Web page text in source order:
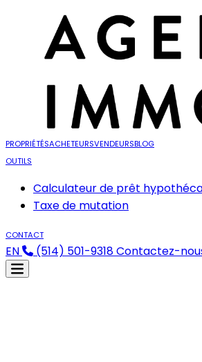
PROPRIÉTÉSACHETEURSVENDEURSBLOG
OUTILS
Calculateur de prêt
Taxe de mutation
CONTACT
EN (514) 501-9318Contactez-